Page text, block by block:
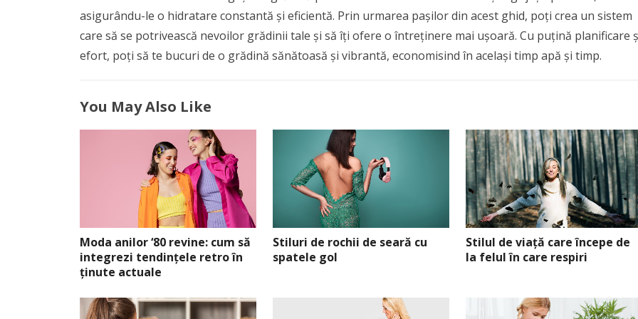
asigurându-le o hidratare constantă și eficientă. Prin urmarea pașilor din acest ghid, poți crea un sistem
care să se potrivească nevoilor grădinii tale și să îți ofere o întreținere mai ușoară. Cu puțină planificare
efort, poți să te bucuri de o grădină sănătoasă și vibrantă, economisind în același timp apă și timp.
You May Also Like
Moda anilor ‘80 revine: cum să
integrezi tendințele retro în
ținute actuale
Stiluri de rochii de seară cu
spatele gol
Stilul de viață care începe de
la felul în care respiri